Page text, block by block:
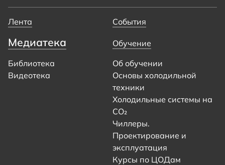
Лента События
Медиатека
Библиотека
Видеотека
Обучение
Об обучении
Основы холодильной
техники
Холодильные системы на
CO₂
Чиллеры.
Проектирование и
эксплуатация
Курсы по ЦОДам